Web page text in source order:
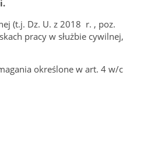
(t.j. Dz. U. z 2018 r. , poz.
pracy w służbie cywilnej,
określone w art. 4 w/c